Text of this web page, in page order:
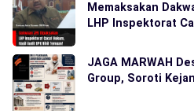
Memaksakan
LHP Inspektorat
JAGA MARWAH
Group, Soroti